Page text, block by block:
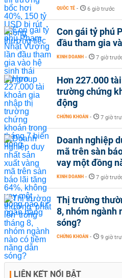
QUỐC TẾ - 6 giờ trước
Con gái tỷ phú
đầu tham gia
KINH DOANH - 7 giờ
Hơn 227.000
trường chứng
động
CHỨNG KHOÁN - 7 giờ
Doanh nghiệp
mã trên sàn
vay một đồng
KINH DOANH - 7 giờ
Thị trường
8, nhóm ngành
sóng?
CHỨNG KHOÁN - 9 giờ
LIÊN KẾT NỔI BẬT